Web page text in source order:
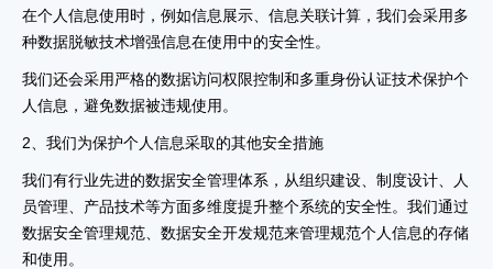
在个人信息使用时，例如信息展示、信息关联计算，我们会采用多
种数据脱敏技术增强信息在使用中的安全性。
我们还会采用严格的数据访问权限控制和多重身份认证技术保护个
人信息，避免数据被违规使用。
2、我们为保护个人信息采取的其他安全措施
我们有行业先进的数据安全管理体系，从组织建设、制度设计、人
员管理、产品技术等方面多维度提升整个系统的安全性。我们通过
数据安全管理规范、数据安全开发规范来管理规范个人信息的存储
和使用。